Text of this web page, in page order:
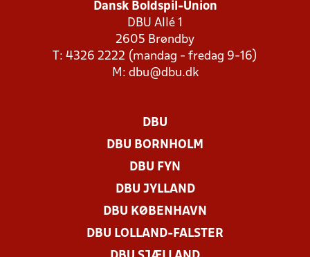
Dansk Boldspil-Union
DBU Allé 1
2605 Brøndby
T: 4326 2222 (mandag - fredag 9-16)
M: dbu@dbu.dk
DBU
DBU BORNHOLM
DBU FYN
DBU JYLLAND
DBU KØBENHAVN
DBU LOLLAND-FALSTER